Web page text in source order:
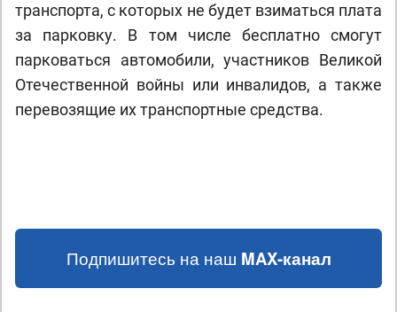
транспорта, с которых не будет взиматься плата
за парковку. В том числе бесплатно смогут
парковаться автомобили, участников Великой
Отечественной войны или инвалидов, а также
перевозящие их транспортные средства.
Подпишитесь на наш MAX-канал